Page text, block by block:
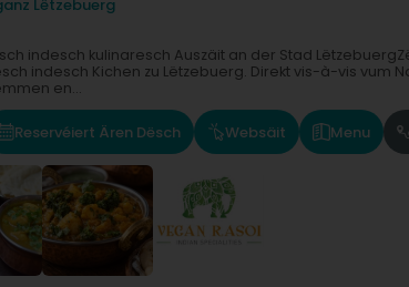
Lëtzebuerg
indesch kulinaresch Auszäit an der Stad
indesch Kichen zu Lëtzebuerg. Direkt vis-à-vis vum
en...
Reservéiert Ären Dësch Websäit Menu